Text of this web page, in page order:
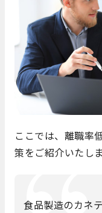
ここでは、離職率
策をご紹介いたしま
食品製造のカネ